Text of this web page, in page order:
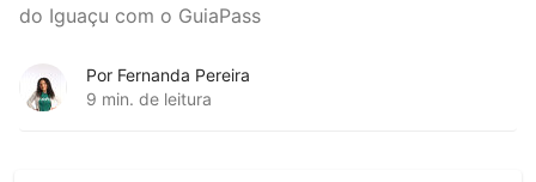
do Iguaçu com o GuiaPass
Por Fernanda Pereira
9 min. de leitura